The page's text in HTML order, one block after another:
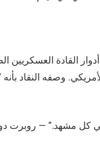
القادة العسكريين
وصفه النقاد بأنه
في كل مشهد.” — روبرت